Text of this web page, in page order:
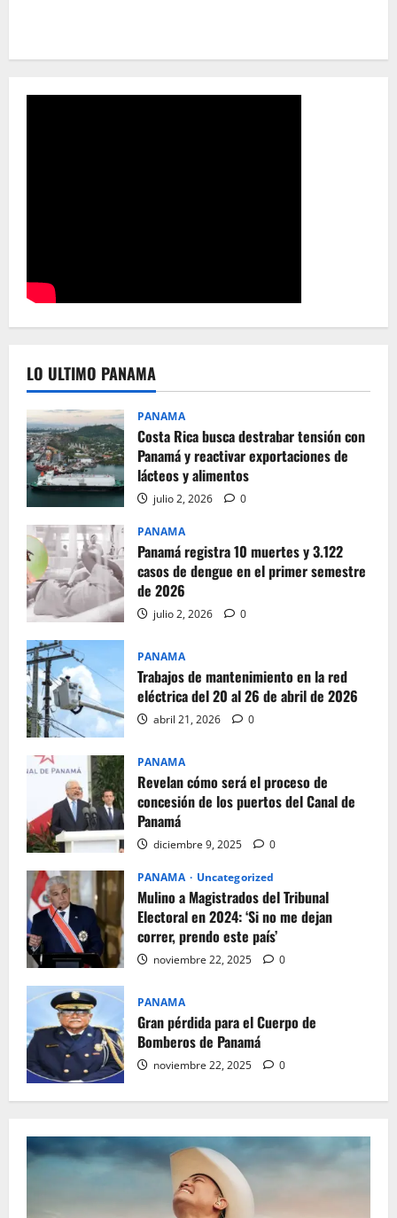
LO ULTIMO PANAMA
PANAMA
Costa Rica busca destrabar tensión con
Panamá y reactivar exportaciones de
lácteos y alimentos
julio 2, 2026 0
PANAMA
Panamá registra 10 muertes y 3.122
casos de dengue en el primer semestre
de 2026
julio 2, 2026 0
PANAMA
Trabajos de mantenimiento en la red
eléctrica del 20 al 26 de abril de 2026
abril 21, 2026 0
PANAMA
Revelan cómo será el proceso de
concesión de los puertos del Canal de
Panamá
diciembre 9, 2025 0
PANAMA Uncategorized
Mulino a Magistrados del Tribunal
Electoral en 2024: ‘Si no me dejan
correr, prendo este país’
noviembre 22, 2025 0
PANAMA
Gran pérdida para el Cuerpo de
Bomberos de Panamá
noviembre 22, 2025 0